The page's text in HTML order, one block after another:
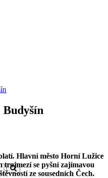
Budyšín
Hlavní město Horní Lužice
trojmezí se pyšní zajímavou
ze sousedních Čech.